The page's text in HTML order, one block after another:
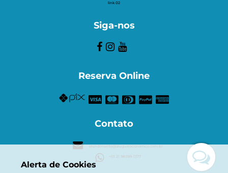
link 02
Siga-nos
Reserva Online
Contato
atendimento@alugueleconomico.com.br
+55 21 98099-1377
Alerta de Cookies